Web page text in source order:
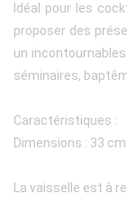
Idéal pour les
proposer des
un
séminaires,
Caractéristiques :
Dimensions : 33 cm
La vaisselle est à